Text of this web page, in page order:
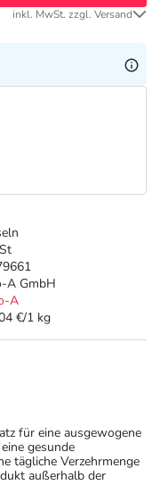
A GmbH
A
€/1 kg
inkl. MwSt. zzgl. Versand
für eine ausgewogene
gesunde
tägliche Verzehrmenge
außerhalb der